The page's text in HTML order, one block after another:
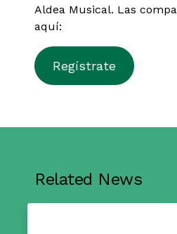
Aldea Musical. Las
aquí:
Regístrate
Related News